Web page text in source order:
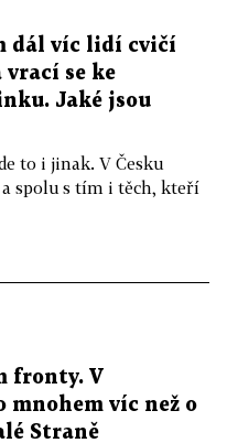
dál víc lidí cvičí
vrací se ke
Jaké jsou
to i jinak. V Česku
spolu s tím i těch, kteří
fronty. V
mnohem víc než o
Straně